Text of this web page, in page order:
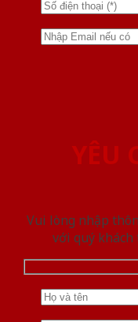
YÊU
Vui lòng nhập
với quý